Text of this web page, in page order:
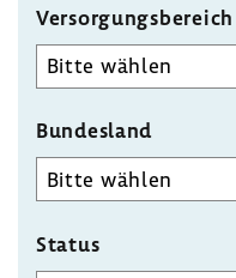
Versorgungsbereich
Bundesland
Status